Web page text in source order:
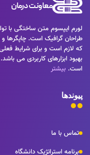
معاونت درمان
لورم ایپسوم متن ساختگی با
طراحان گرافیک است. چاپگرها
که لازم است و برای شرایط
بهبود ابزارهای کاربردی می
است. بیشتر
پیوندها
تماس با ما
برنامه استراتژیک دانشگاه